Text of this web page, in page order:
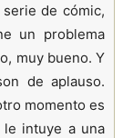
de cómic,
un problema
muy bueno. Y
de aplauso.
momento es
intuye a una